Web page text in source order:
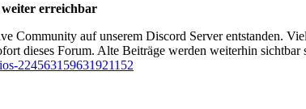
erreichbar
Community auf unserem Discord Server entstanden.
dieses Forum. Alte Beiträge werden weiterhin
224563159631921152